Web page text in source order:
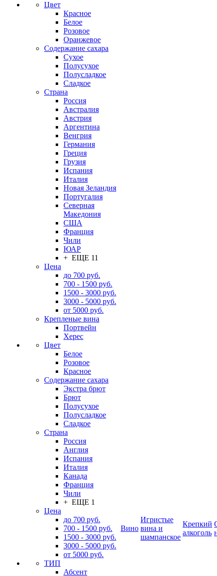
Цвет
Красное
Белое
Розовое
Оранжевое
Содержание сахара
Сухое
Полусухое
Полусладкое
Сладкое
Страна
Россия
Австралия
Австрия
Аргентина
Венгрия
Германия
Греция
Грузия
Испания
Италия
Новая Зеландия
Португалия
Северная
Македония
США
Франция
Чили
ЮАР
+ ЕЩЕ 11
Цена
до 700 руб.
700 - 1500 руб.
1500 - 3000 руб.
3000 - 5000 руб.
от 5000 руб.
Крепленые вина
Портвейн
Херес
Цвет
Белое
Розовое
Красное
Содержание сахара
Экстра брют
Брют
Полусухое
Полусладкое
Сладкое
Страна
Россия
Англия
Испания
Италия
Канада
Франция
Чили
+ ЕЩЕ 1
Цена
до 700 руб.
700 - 1500 руб.
1500 - 3000 руб.
3000 - 5000 руб.
от 5000 руб.
ТИП
Абсент
Вино
Игристые
вина и
шампанское
Крепкий
алкоголь